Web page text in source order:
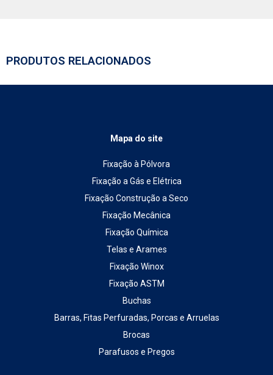
PRODUTOS RELACIONADOS
Mapa do site
Fixação à Pólvora
Fixação a Gás e Elétrica
Fixação Construção a Seco
Fixação Mecânica
Fixação Química
Telas e Arames
Fixação Winox
Fixação ASTM
Buchas
Barras, Fitas Perfuradas, Porcas e Arruelas
Brocas
Parafusos e Pregos